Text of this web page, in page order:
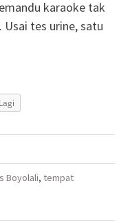
karaoke tak
tes urine, satu
Lagi
Boyolali, tempat